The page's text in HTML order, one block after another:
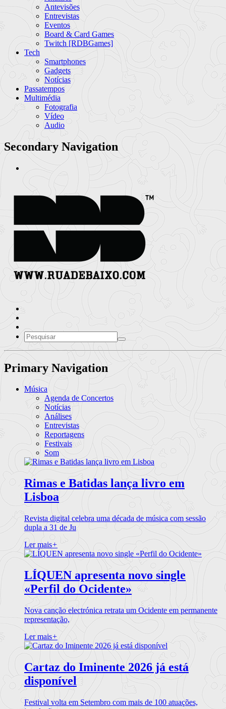
Antevisões
Entrevistas
Eventos
Board & Card Games
Twitch [RDBGames]
Tech
Smartphones
Gadgets
Notícias
Passatempos
Multimédia
Fotografia
Vídeo
Audio
Secondary Navigation
Primary Navigation
Música
Agenda de Concertos
Notícias
Análises
Entrevistas
Reportagens
Festivais
Som
Rimas e Batidas lança livro em
Lisboa
Revista digital celebra uma década de música com sessão
dupla a 31 de Ju
Ler mais+
LÍQUEN apresenta novo single
«Perfil do Ocidente»
Nova canção electrónica retrata um Ocidente em permanente
representação,
Ler mais+
Cartaz do Iminente 2026 já está
disponível
Festival volta em Setembro com mais de 100 atuações,